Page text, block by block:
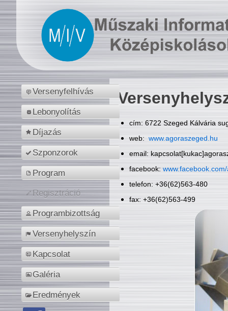
Versenyfelhívás
Lebonyolítás
Díjazás
Szponzorok
Program
Regisztráció
Programbizottság
Versenyhelyszín
Kapcsolat
Galéria
Eredmények
cím: 6722 Szeged Kálvária
web: www.agoraszeged.hu
email:
facebook:
telefon: +36(62)563-480
fax: +36(62)563-499